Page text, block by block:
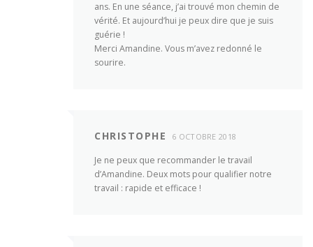
ans. En une séance, j’ai trouvé mon chemin de
vérité. Et aujourd’hui je peux dire que je suis
guérie !
Merci Amandine. Vous m’avez redonné le
sourire.
CHRISTOPHE 6 OCTOBRE 2018
Je ne peux que recommander le travail
d’Amandine. Deux mots pour qualifier notre
travail : rapide et efficace !